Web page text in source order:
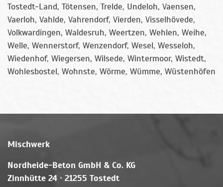
Tostedt-Land, Tötensen, Trelde, Undeloh, Vaensen,
Vaerloh, Vahlde, Vahrendorf, Vierden, Visselhövede,
Volkwardingen, Waldesruh, Weertzen, Wehlen, Weihe,
Welle, Wennerstorf, Wenzendorf, Wesel, Wesseloh,
Wiedenhof, Wiegersen, Wilsede, Wintermoor, Wistedt,
Wohlesbostel, Wohnste, Wörme, Wümme, Wüstenhöfen
Mischwerk
Nordheide-Beton GmbH & Co. KG
Zinnhütte 24 · 21255 Tostedt